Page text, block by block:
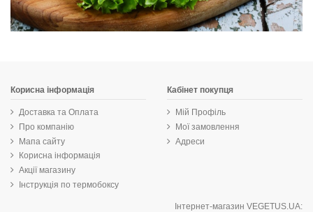
Корисна інформація
Доставка та Оплата
Про компанію
Мапа сайту
Корисна інформація
Акції магазину
Інструкція по термобоксу
Кабінет покупця
Мій Профіль
Мої замовлення
Адреси
Інтернет-магазин VEGETUS.UA: